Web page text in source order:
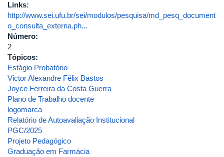
Links:
http://www.sei.ufu.br/sei/modulos/pesquisa/md_pesq_document
o_consulta_externa.ph...
Número:
2
Tópicos:
Estágio Probatório
Victor Alexandre Félix Bastos
Joyce Ferreira da Costa Guerra
Plano de Trabalho docente
logomarca
Relatório de Autoavaliação Institucional
PGC/2025
Projeto Pedagógico
Graduação em Farmácia